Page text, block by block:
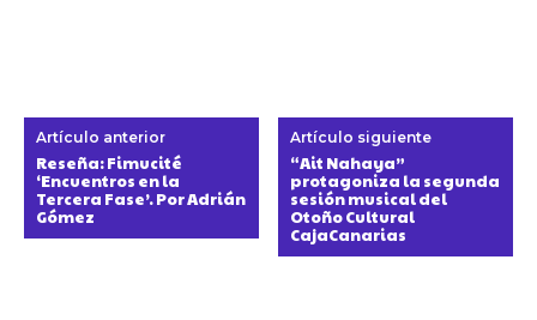
Artículo anterior
Reseña: Fimucité
‘Encuentros en la
Tercera Fase’. Por Adrián
Gómez
Artículo siguiente
“Ait Nahaya”
protagoniza la segunda
sesión musical del
Otoño Cultural
CajaCanarias